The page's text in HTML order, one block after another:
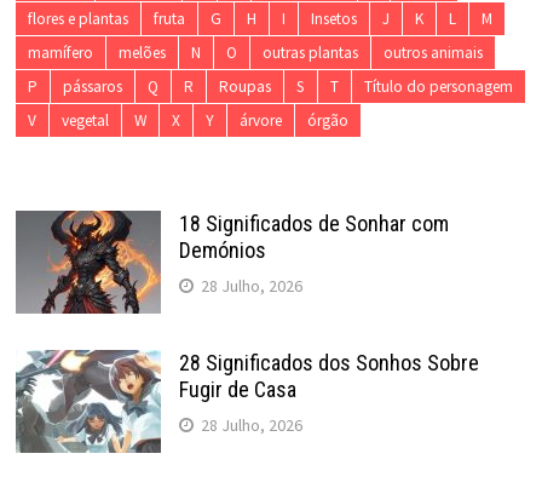
flores e plantas
fruta G H I Insetos J K L
M
mamífero
melões N O outras plantas
outros animais
P
pássaros Q R Roupas S T
Título do personagem
V
vegetal W X Y árvore órgão
18 Significados de Sonhar com
Demónios
28 Julho, 2026
28 Significados dos Sonhos Sobre
Fugir de Casa
28 Julho, 2026